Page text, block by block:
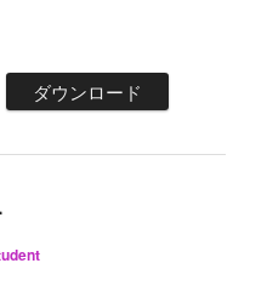
ダウンロード